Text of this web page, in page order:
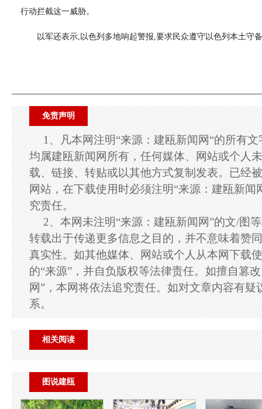
行动拦截这一威胁。
以军还表示,以色列多地响起警报,要求民众遵守以色列本土守
免责声明
1、凡本网注明“来源：建瓯新闻网“的所有
均属建瓯新闻网所有，任何媒体、网站或个人
载、链接、转贴或以其他方式复制发表。已经
网站，在下载使用时必须注明“来源：建瓯新闻
究责任。
2、本网未注明“来源：建瓯新闻网”的文/图
转载出于传递更多信息之目的，并不意味着赞
真实性。如其他媒体、网站或个人从本网下载
的“来源”，并自负版权等法律责任。如擅自篡
网”，本网将依法追究责任。如对文章内容有疑
系。
相关阅读
图说建瓯